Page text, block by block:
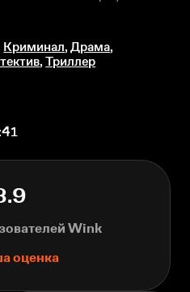
Криминал,Драма,
,Триллер
Wink
оценка